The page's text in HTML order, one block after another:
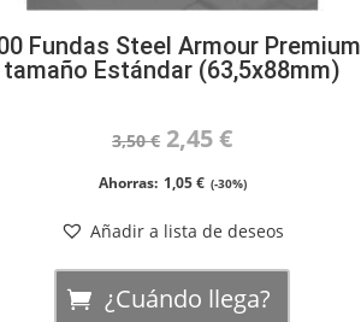
Fundas Steel Armour Premium
tamaño Estándar (63,5x88mm)
3,50€ El
precio
original
3,50 €.
2,45€El
precio
actual
2,45 €.
Ahorras: 1,05€ (-30%)
Añadir a lista de deseos
¿Cuándo llega?